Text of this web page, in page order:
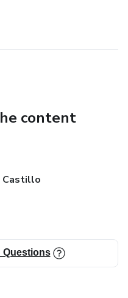
la creatividad
a los animales marinos
content
Castillo
Questions